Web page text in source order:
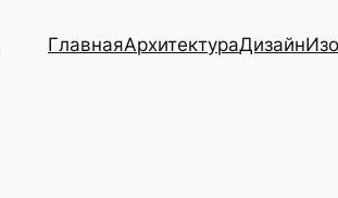
ГлавнаяАрхитектураДизайн